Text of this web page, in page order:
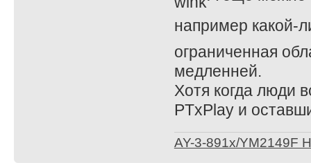
например какой-
ограниченная
медленней.
Хотя когда люди
PTxPlay и
AY-3-891x/YM2149F